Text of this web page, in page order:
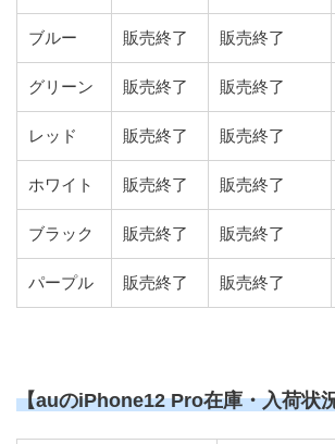
ブルー 販売終了 販売終了
グリーン 販売終了 販売終了
レッド 販売終了 販売終了
ホワイト 販売終了 販売終了
ブラック 販売終了 販売終了
パープル 販売終了 販売終了
【auのiPhone12 Pro在庫・入荷状